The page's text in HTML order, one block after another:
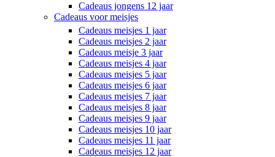
Cadeaus jongens 12 jaar
Cadeaus voor meisjes
Cadeaus meisjes 1 jaar
Cadeaus meisjes 2 jaar
Cadeaus meisje 3 jaar
Cadeaus meisjes 4 jaar
Cadeaus meisjes 5 jaar
Cadeaus meisjes 6 jaar
Cadeaus meisjes 7 jaar
Cadeaus meisjes 8 jaar
Cadeaus meisjes 9 jaar
Cadeaus meisjes 10 jaar
Cadeaus meisjes 11 jaar
Cadeaus meisjes 12 jaar